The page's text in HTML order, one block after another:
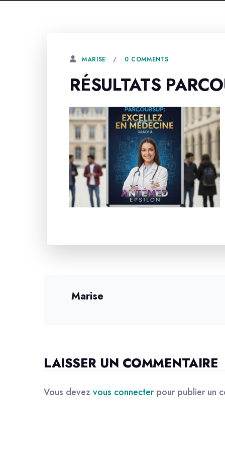
MARISE 0 COMMENTS
RÉSULTATS
Marise
LAISSER UN COMMENTAIRE
Vous devez vous connecterpour publier un